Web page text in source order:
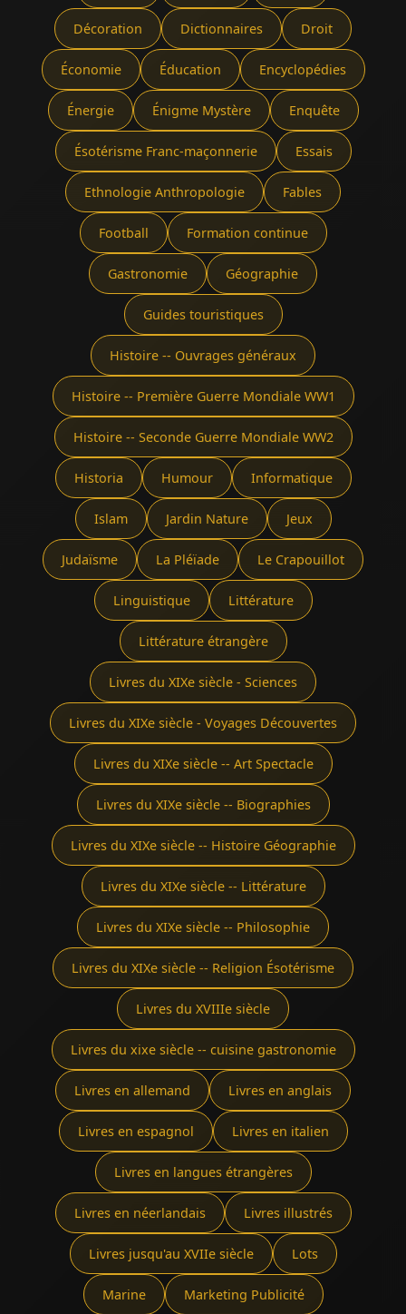
Décoration Dictionnaires Droit
Économie Éducation Encyclopédies
Énergie Énigme Mystère Enquête
Ésotérisme Franc-maçonnerie Essais
Ethnologie Anthropologie Fables
Football Formation continue
Gastronomie Géographie
Guides touristiques
Histoire -- Ouvrages généraux
Histoire -- Première Guerre Mondiale WW1
Histoire -- Seconde Guerre Mondiale WW2
Historia Humour Informatique
Islam Jardin Nature Jeux
Judaïsme La Pléïade Le Crapouillot
Linguistique Littérature
Littérature étrangère
Livres du XIXe siècle - Sciences
Livres du XIXe siècle - Voyages Découvertes
Livres du XIXe siècle -- Art Spectacle
Livres du XIXe siècle -- Biographies
Livres du XIXe siècle -- Histoire Géographie
Livres du XIXe siècle -- Littérature
Livres du XIXe siècle -- Philosophie
Livres du XIXe siècle -- Religion Ésotérisme
Livres du XVIIIe siècle
Livres du xixe siècle -- cuisine gastronomie
Livres en allemand Livres en anglais
Livres en espagnol Livres en italien
Livres en langues étrangères
Livres en néerlandais Livres illustrés
Livres jusqu'au XVIIe siècle Lots
Marine Marketing Publicité